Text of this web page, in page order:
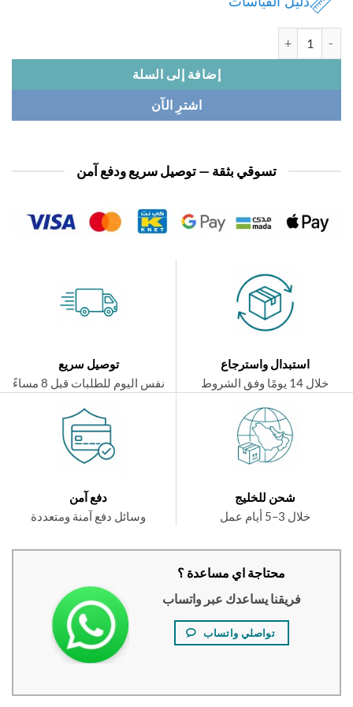
إضافة إلى السلة
اشترِ الآن
تسوقي بثقة — توصيل سريع ودفع آمن
استبدال واسترجاع
توصيل سريع
نفس اليوم للطلبات قبل 8 مساءً
شحن للخليج
دفع آمن
وسائل دفع آمنة ومتعددة
محتاجة اي مساعدة ؟
فريقنا يساعدك عبر واتساب
تواصلي واتساب